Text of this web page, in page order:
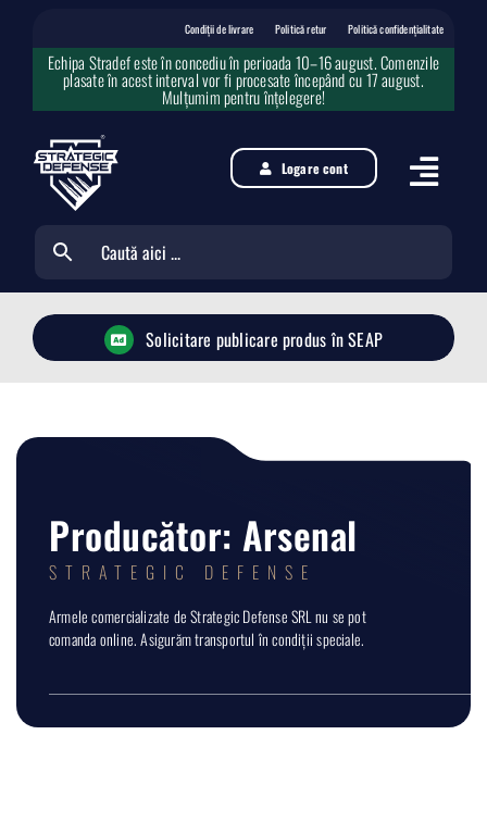
content
Condiții de livrare Politică retur Politică confidențialitate
Echipa Stradef este în concediu în perioada 10–16 august. Comenzile
plasate în acest interval vor fi procesate începând cu 17 august.
Mulțumim pentru înțelegere!
Logare cont
Solicitare publicare produs în SEAP
Producător: Arsenal
STRATEGIC DEFENSE
Armele comercializate de Strategic Defense SRL nu se pot
comanda online. Asigurăm transportul în condiții speciale.